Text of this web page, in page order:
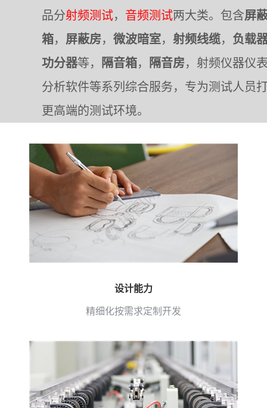
品分射频测试， 音频测试两大类。包含屏
箱， 屏蔽房， 微波暗室， 射频线缆， 负载
功分器等， 隔音箱， 隔音房，射频仪器仪
分析软件等系列综合服务，专为测试人员
更高端的测试环境。
设计能力
精细化按需求定制开发